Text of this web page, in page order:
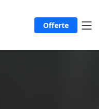
Offerte